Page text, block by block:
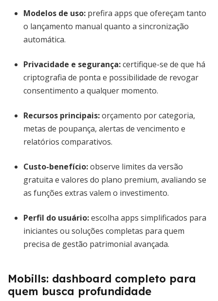
Modelos de uso: prefira apps que ofereçam tanto
o lançamento manual quanto a sincronização
automática.
Privacidade e segurança:certifique-se de que há
criptografia de ponta e possibilidade de revogar
consentimento a qualquer momento.
Recursos principais:orçamento por categoria,
metas de poupança, alertas de vencimento e
relatórios comparativos.
Custo-benefício:observe limites da versão
gratuita e valores do plano premium, avaliando se
as funções extras valem o investimento.
Perfil do usuário:escolha apps simplificados para
iniciantes ou soluções completas para quem
precisa de gestão patrimonial avançada.
Mobills: dashboard completo para
quem busca profundidade